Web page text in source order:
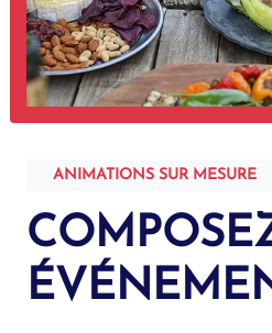
ANIMATIONS SUR MESURE